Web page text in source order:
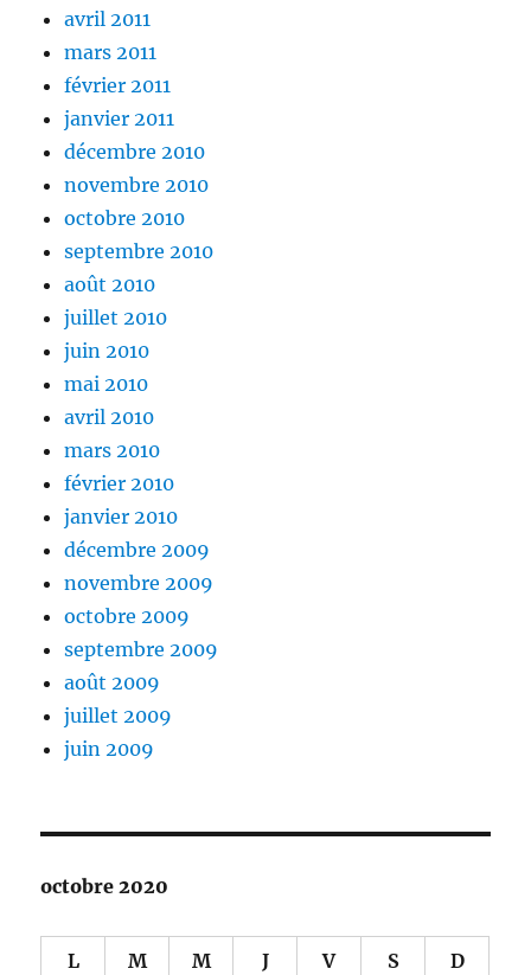
avril 2011
mars 2011
février 2011
janvier 2011
décembre 2010
novembre 2010
octobre 2010
septembre 2010
août 2010
juillet 2010
juin 2010
mai 2010
avril 2010
mars 2010
février 2010
janvier 2010
décembre 2009
novembre 2009
octobre 2009
septembre 2009
août 2009
juillet 2009
juin 2009
octobre 2020
L M M J V S D